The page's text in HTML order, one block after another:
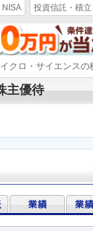
NISA 投資信託・積立
クロ・サイエンスの
主優待